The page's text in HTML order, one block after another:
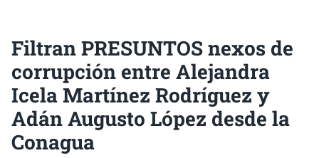
Filtran PRESUNTOS nexos de
corrupción entre Alejandra
Icela Martínez Rodríguez y
Adán Augusto López desde la
Conagua